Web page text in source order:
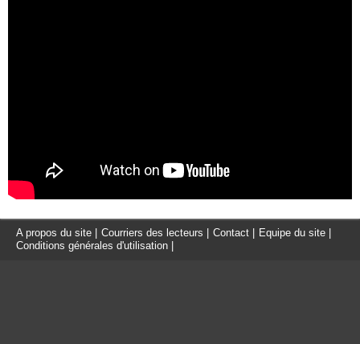
A propos du site Courriers des lecteurs Contact Equipe du site
Conditions générales d'utilisation